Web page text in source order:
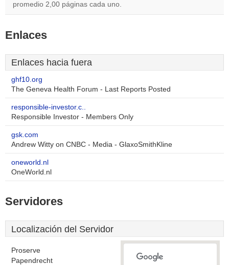
promedio 2,00 páginas cada uno.
Enlaces
Enlaces hacia fuera
ghf10.org
The Geneva Health Forum - Last Reports Posted
responsible-investor.c..
Responsible Investor - Members Only
gsk.com
Andrew Witty on CNBC - Media - GlaxoSmithKline
oneworld.nl
OneWorld.nl
Servidores
Localización del Servidor
Proserve
Papendrecht